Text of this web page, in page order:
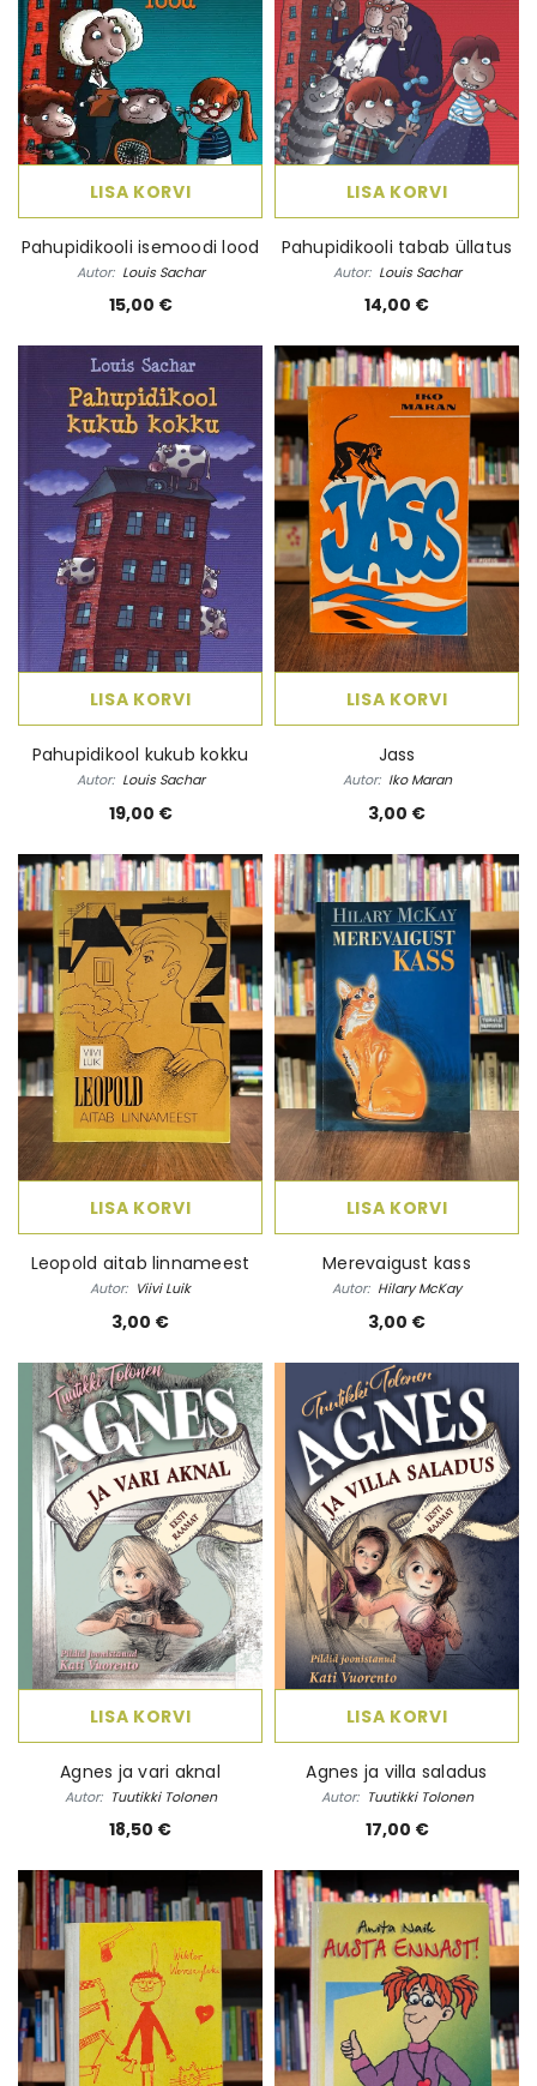
LISA KORVI
Pahupidikooli isemoodi lood
Autor: Louis Sachar
15,00 €
LISA KORVI
Pahupidikooli tabab üllatus
Autor: Louis Sachar
14,00 €
LISA KORVI
Pahupidikool kukub kokku
Autor: Louis Sachar
19,00 €
LISA KORVI
Jass
Autor: Iko Maran
3,00 €
LISA KORVI
Leopold aitab linnameest
Autor: Viivi Luik
3,00 €
LISA KORVI
Merevaigust kass
Autor: Hilary McKay
3,00 €
LISA KORVI
Agnes ja vari aknal
Autor: Tuutikki Tolonen
18,50 €
LISA KORVI
Agnes ja villa saladus
Autor: Tuutikki Tolonen
17,00 €